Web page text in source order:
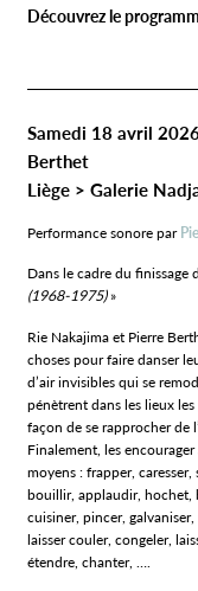
Découvrez le
Samedi 18 avril
Berthet
Liège > Galerie
Performance sonore par
Dans le cadre du finissage
(1968-1975)»
Rie Nakajima et Pierre
choses pour faire danser
d’air invisibles qui se
pénètrent dans les lieux
façon de se rapprocher de
Finalement, les
moyens : frapper,
bouillir, applaudir, hochet,
cuisiner, pincer,
laisser couler, congeler,
étendre, chanter, ….